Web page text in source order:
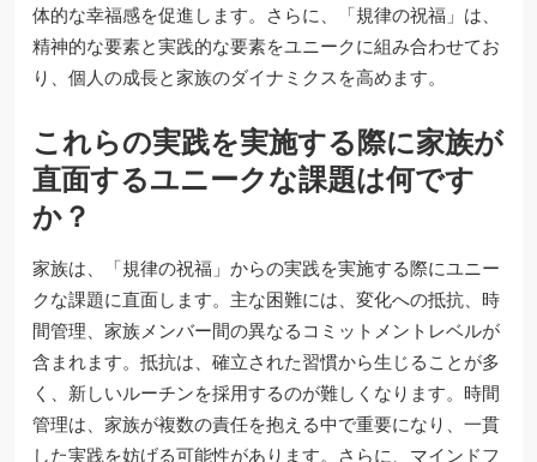
体的な幸福感を促進します。さらに、「規律の祝福」は、
精神的な要素と実践的な要素をユニークに組み合わせてお
り、個人の成長と家族のダイナミクスを高めます。
これらの実践を実施する際に家族が
直面するユニークな課題は何です
か？
家族は、「規律の祝福」からの実践を実施する際にユニー
クな課題に直面します。主な困難には、変化への抵抗、時
間管理、家族メンバー間の異なるコミットメントレベルが
含まれます。抵抗は、確立された習慣から生じることが多
く、新しいルーチンを採用するのが難しくなります。時間
管理は、家族が複数の責任を抱える中で重要になり、一貫
した実践を妨げる可能性があります。さらに、マインドフ